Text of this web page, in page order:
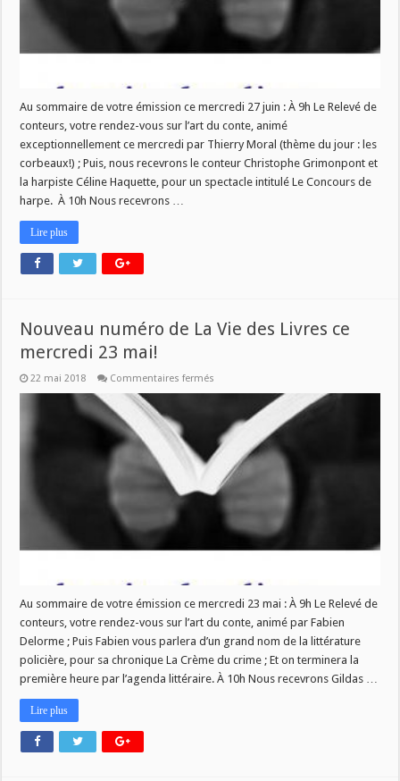
Au sommaire de votre émission ce mercredi 27 juin : À 9h Le Relevé de
conteurs, votre rendez-vous sur l’art du conte, animé
exceptionnellement ce mercredi par Thierry Moral (thème du jour : les
corbeaux!) ; Puis, nous recevrons le conteur Christophe Grimonpont et
la harpiste Céline Haquette, pour un spectacle intitulé Le Concours de
harpe. À 10h Nous recevrons …
Lire plus
Nouveau numéro de La Vie des Livres ce
mercredi 23 mai!
22 mai 2018 Commentaires fermés
Vie
des
Livres
mercredi
23
Au sommaire de votre émission ce mercredi 23 mai : À 9h Le Relevé de
conteurs, votre rendez-vous sur l’art du conte, animé par Fabien
Delorme ; Puis Fabien vous parlera d’un grand nom de la littérature
policière, pour sa chronique La Crème du crime ; Et on terminera la
première heure par l’agenda littéraire. À 10h Nous recevrons Gildas …
Lire plus